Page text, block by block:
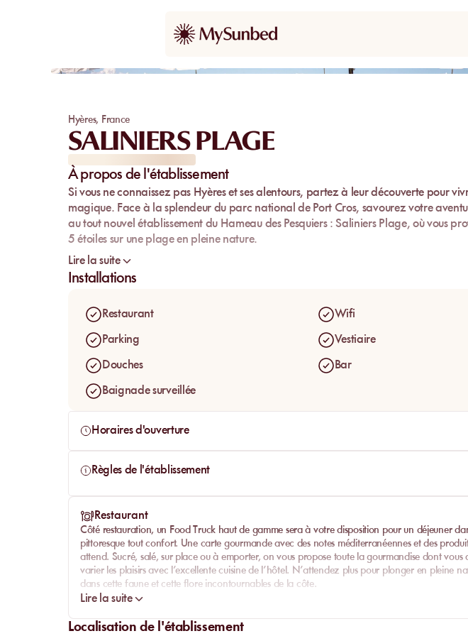
Hyères, France
SALINIERS PLAGE
À propos de l'établissement
Si vous ne connaissez pas Hyères et ses alentours, partez à leur découverte pour
magique. Face à la splendeur du parc national de Port Cros, savourez votre
au tout nouvel établissement du Hameau des Pesquiers : Saliniers Plage, où vous
5 étoiles sur une plage en pleine nature.
Pour s’évader, se ressourcer, se relaxer, se régaler ou juste s’émerveiller d’un décor
vous un moment de pur bonheur dans un cadre à part. Ici, ce n’est pas simplement
matière à son état naturel, et de la classieuse simplicité. Juste un lieu idéal.
Lire la suite
Installations
Restaurant Wifi
Parking Vestiaire
Douches Bar
Baignade surveillée
Horaires d'ouverture
Règles de l'établissement
Restaurant
Côté restauration, un Food Truck haut de gamme sera à votre disposition pour un déjeuner
pittoresque tout confort. Une carte gourmande avec des notes méditerranéennes et des
attend. Sucré, salé, sur place ou à emporter, on vous propose toute la gourmandise dont vous
varier les plaisirs avec l’excellente cuisine de l’hôtel. N’attendez plus pour plonger en pleine
dans cette faune et cette flore incontournables de la côte.
Lire la suite
Localisation de l'établissement